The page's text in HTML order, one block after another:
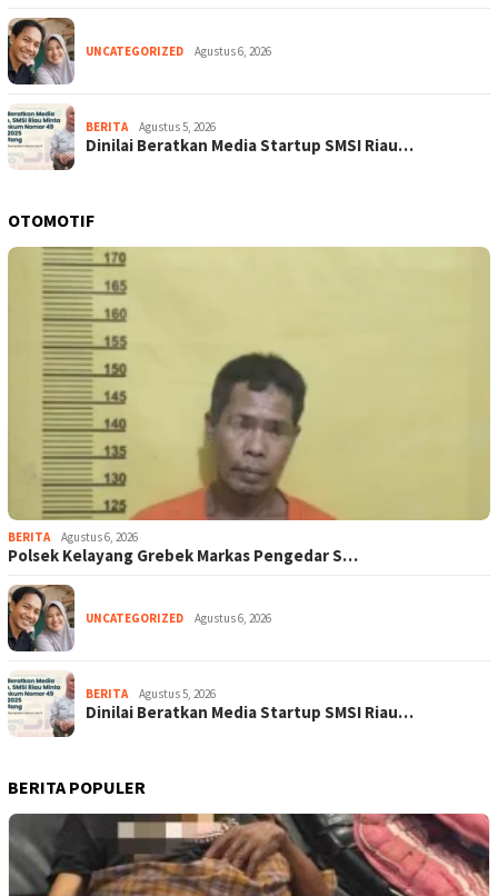
UNCATEGORIZED Agustus 6, 2026
BERITA Agustus 5, 2026
Dinilai Beratkan Media Startup SMSI Riau…
OTOMOTIF
BERITA Agustus 6, 2026
Polsek Kelayang Grebek Markas Pengedar S…
UNCATEGORIZED Agustus 6, 2026
BERITA Agustus 5, 2026
Dinilai Beratkan Media Startup SMSI Riau…
BERITA POPULER